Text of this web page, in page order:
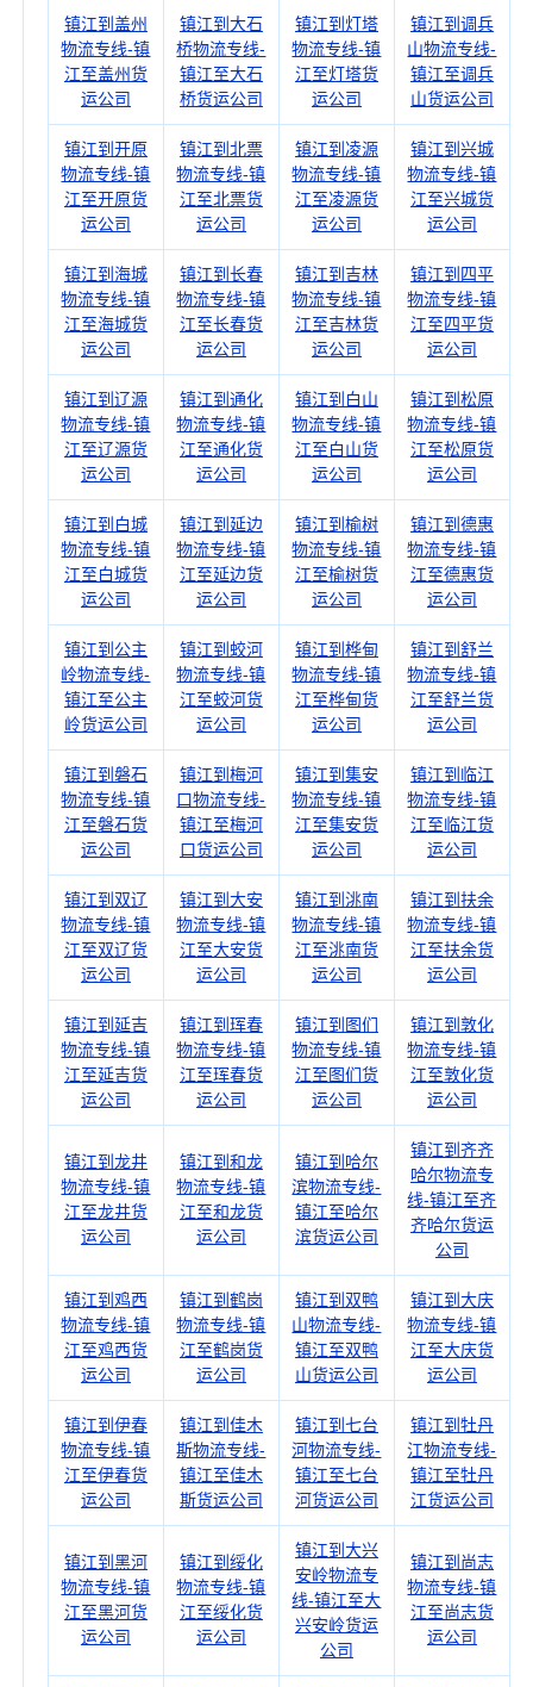
镇江到盖州
物流专线-镇
江至盖州货
运公司
镇江到大石
桥物流专线-
镇江至大石
桥货运公司
镇江到灯塔
物流专线-镇
江至灯塔货
运公司
镇江到调兵
山物流专线-
镇江至调兵
山货运公司
镇江到开原
物流专线-镇
江至开原货
运公司
镇江到北票
物流专线-镇
江至北票货
运公司
镇江到凌源
物流专线-镇
江至凌源货
运公司
镇江到兴城
物流专线-镇
江至兴城货
运公司
镇江到海城
物流专线-镇
江至海城货
运公司
镇江到长春
物流专线-镇
江至长春货
运公司
镇江到吉林
物流专线-镇
江至吉林货
运公司
镇江到四平
物流专线-镇
江至四平货
运公司
镇江到辽源
物流专线-镇
江至辽源货
运公司
镇江到通化
物流专线-镇
江至通化货
运公司
镇江到白山
物流专线-镇
江至白山货
运公司
镇江到松原
物流专线-镇
江至松原货
运公司
镇江到白城
物流专线-镇
江至白城货
运公司
镇江到延边
物流专线-镇
江至延边货
运公司
镇江到榆树
物流专线-镇
江至榆树货
运公司
镇江到德惠
物流专线-镇
江至德惠货
运公司
镇江到公主
岭物流专线-
镇江至公主
岭货运公司
镇江到蛟河
物流专线-镇
江至蛟河货
运公司
镇江到桦甸
物流专线-镇
江至桦甸货
运公司
镇江到舒兰
物流专线-镇
江至舒兰货
运公司
镇江到磐石
物流专线-镇
江至磐石货
运公司
镇江到梅河
口物流专线-
镇江至梅河
口货运公司
镇江到集安
物流专线-镇
江至集安货
运公司
镇江到临江
物流专线-镇
江至临江货
运公司
镇江到双辽
物流专线-镇
江至双辽货
运公司
镇江到大安
物流专线-镇
江至大安货
运公司
镇江到洮南
物流专线-镇
江至洮南货
运公司
镇江到扶余
物流专线-镇
江至扶余货
运公司
镇江到延吉
物流专线-镇
江至延吉货
运公司
镇江到珲春
物流专线-镇
江至珲春货
运公司
镇江到图们
物流专线-镇
江至图们货
运公司
镇江到敦化
物流专线-镇
江至敦化货
运公司
镇江到龙井
物流专线-镇
江至龙井货
运公司
镇江到和龙
物流专线-镇
江至和龙货
运公司
镇江到哈尔
滨物流专线-
镇江至哈尔
滨货运公司
镇江到齐齐
哈尔物流专
线-镇江至齐
齐哈尔货运
公司
镇江到鸡西
物流专线-镇
江至鸡西货
运公司
镇江到鹤岗
物流专线-镇
江至鹤岗货
运公司
镇江到双鸭
山物流专线-
镇江至双鸭
山货运公司
镇江到大庆
物流专线-镇
江至大庆货
运公司
镇江到伊春
物流专线-镇
江至伊春货
运公司
镇江到佳木
斯物流专线-
镇江至佳木
斯货运公司
镇江到七台
河物流专线-
镇江至七台
河货运公司
镇江到牡丹
江物流专线-
镇江至牡丹
江货运公司
镇江到黑河
物流专线-镇
江至黑河货
运公司
镇江到绥化
物流专线-镇
江至绥化货
运公司
镇江到大兴
安岭物流专
线-镇江至大
兴安岭货运
公司
镇江到尚志
物流专线-镇
江至尚志货
运公司